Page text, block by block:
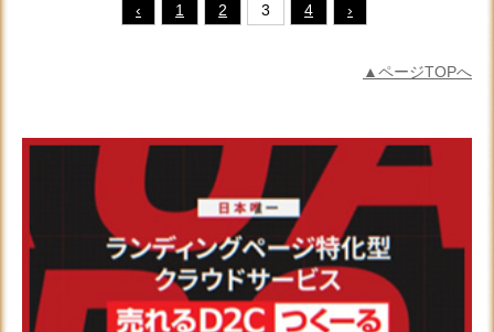
‹ 1 2 3 4 ›
▲ページTOPへ